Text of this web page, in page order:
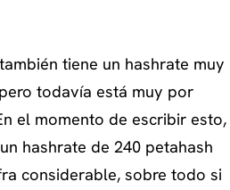
tiene un hashrate muy
todavía está muy por
el momento de escribir esto,
hashrate de 240 petahash
considerable, sobre todo si